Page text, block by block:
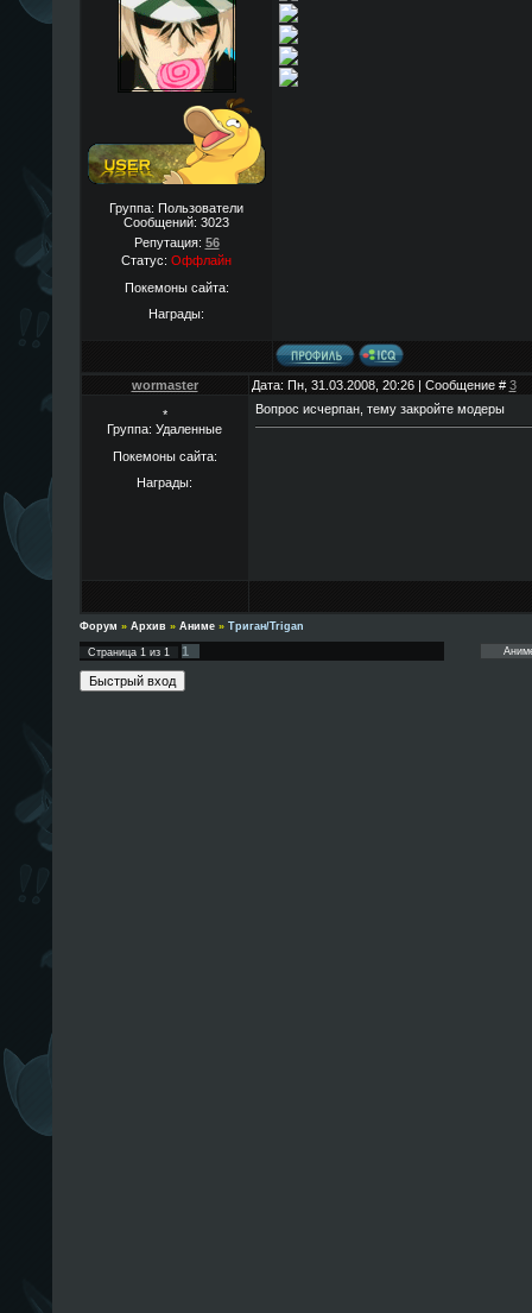
Группа: Пользователи
Сообщений: 3023
Репутация: 56
Статус: Оффлайн
Покемоны сайта:
Награды:
wormaster Дата: Пн, 31.03.2008, 20:26 | Сообщение # 3
*
Группа: Удаленные
Покемоны сайта:
Награды:
Вопрос исчерпан, тему закройте модеры
Форум » Архив » Аниме » Триган/Trigan
Страница 1из 1 1